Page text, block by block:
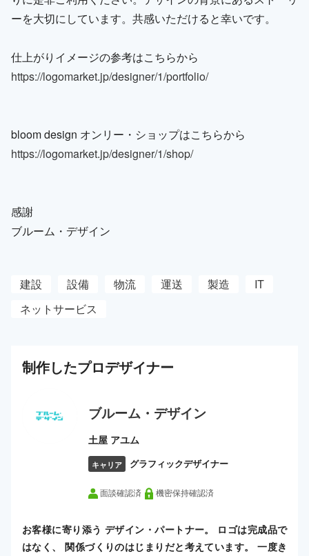
ーを大切にしています。共感いただけると幸いです。
仕上がりイメージの参考はこちらから
https://logomarket.jp/designer/1/portfolio/
bloom design オンリー・ショップはこちらから
https://logomarket.jp/designer/1/shop/
感謝
ブルーム・デザイン
建設 設備 物流 運送 製造
IT
ネットサービス
制作したプロデザイナー
ブルーム・デザイン
土屋 アユム
キャリア グラフィックデザイナー
面談確認済 機密保持確認済
お客様に寄り添う デザイン・パートナー。 ロゴは完成品で
はなく、 関係づくりのはじまりだと考えています。 一度き